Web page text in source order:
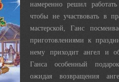
намеренно решил
чтобы не участвовать в
мастерской, Ганс
приготовлениями к
нему приходит ангел и
Ганса особенный
ожидая возвращения